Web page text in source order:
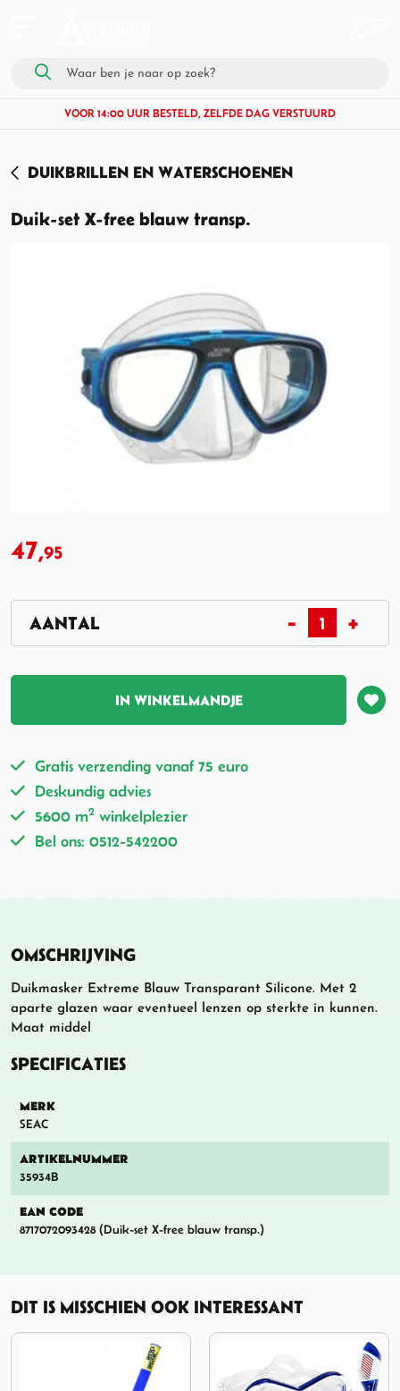
VOOR 14:00 UUR BESTELD, ZELFDE DAG VERSTUURD
DUIKBRILLEN EN WATERSCHOENEN
Duik-set X-free blauw transp.
47,95
IN WINKELMANDJE
Gratis verzending vanaf 75 euro
Deskundig advies
5600 m2 winkelplezier
Bel ons: 0512-542200
OMSCHRIJVING
Duikmasker Extreme Blauw Transparant Silicone. Met 2
aparte glazen waar eventueel lenzen op sterkte in kunnen.
Maat middel
SPECIFICATIES
MERK
SEAC
ARTIKELNUMMER
35934B
EAN CODE
8717072093428 (Duik-set X-free blauw transp.)
DIT IS MISSCHIEN OOK INTERESSANT